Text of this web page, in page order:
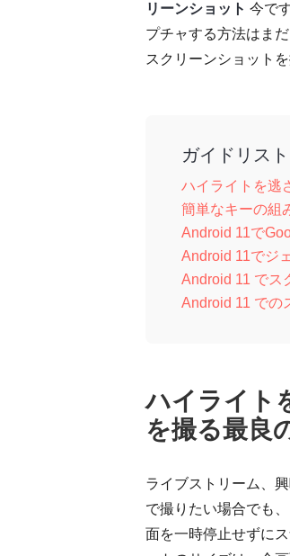
リーンショット 今で
プチャする方法はま
スクリーンショット
ガイドリスト
ハイライトを逃
簡単なキーの組
Android 11で
Android 11でジ
Android 11 でス
Android 11 での
ハイライト
を撮る最良
ライブストリーム、
で撮りたい場合でも、
面を一時停止せずに